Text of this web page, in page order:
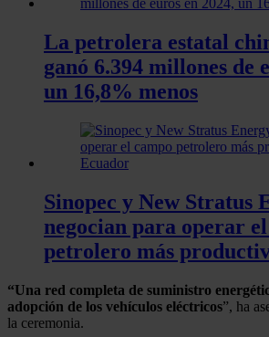
La petrolera estatal
ganó 6.394 millones de
un 16,8% menos
Sinopec y New Stratus
negocian para operar
petrolero más
“Una red completa de suministro
adopción de los vehículos eléctricos”, ha
la ceremonia.